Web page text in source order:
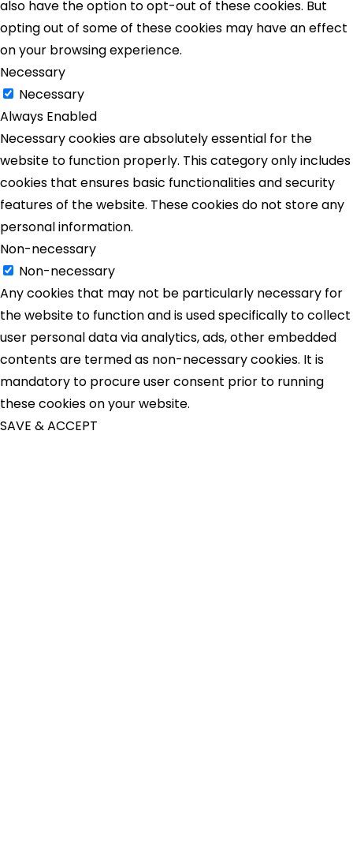
also have the option to opt-out of these cookies. But
opting out of some of these cookies may have an effect
on your browsing experience.
Necessary
Necessary
Always Enabled
Necessary cookies are absolutely essential for the
website to function properly. This category only includes
cookies that ensures basic functionalities and security
features of the website. These cookies do not store any
personal information.
Non-necessary
Non-necessary
Any cookies that may not be particularly necessary for
the website to function and is used specifically to collect
user personal data via analytics, ads, other embedded
contents are termed as non-necessary cookies. It is
mandatory to procure user consent prior to running
these cookies on your website.
SAVE & ACCEPT